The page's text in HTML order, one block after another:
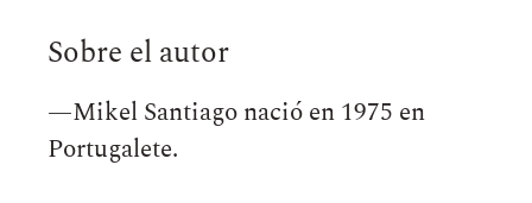
Sobre el autor
—Mikel Santiago nació en 1975 en
Portugalete.